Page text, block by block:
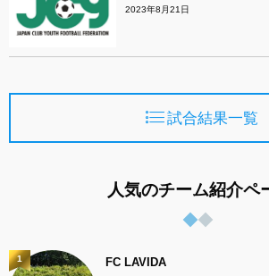
2023年8月21日
試合結果一覧
人気のチーム紹介ペ
FC LAVIDA
1